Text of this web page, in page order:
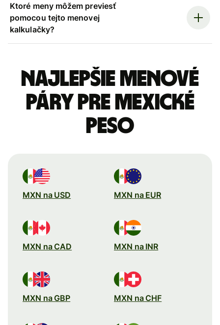
Ktoré meny môžem previesť
pomocou tejto menovej
kalkulačky?
Najlepšie menové
páry pre Mexické
peso
MXN na USD MXN na EUR
MXN na CAD MXN na INR
MXN na GBP MXN na CHF